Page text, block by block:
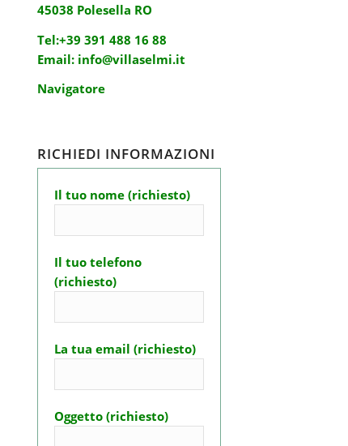
45038 Polesella RO
Tel:+39 391 488 16 88
Email: info@villaselmi.it
Navigatore
RICHIEDI INFORMAZIONI
Il tuo nome (richiesto)
Il tuo telefono
(richiesto)
La tua email (richiesto)
Oggetto (richiesto)